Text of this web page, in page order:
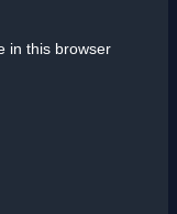
in this browser